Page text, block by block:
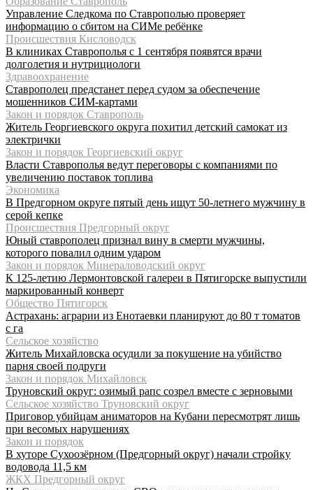
Управление Следкома по Ставрополью проверяет
информацию о сбитом на СИМе ребёнке
Происшествия Кисловодск
В клиниках Ставрополья с 1 сентября появятся врачи
долголетия и нутрициологи
Здравоохранение
Ставрополец предстанет перед судом за обеспечение
мошенников СИМ-картами
Закон и порядок Ставрополь
Житель Георгиевского округа похитил детский самокат из
электрички
Закон и порядок Георгиевский округ
Власти Ставрополья ведут переговоры с компаниями по
увеличению поставок топлива
Экономика
В Предгорном округе пятый день ищут 50-летнего мужчину в
серой кепке
Происшествия Предгорный округ
Юный ставрополец признал вину в смерти мужчины,
которого повалил одним ударом
Закон и порядок Минераловодский округ
К 125-летию Лермонтовской галереи в Пятигорске выпустили
маркированный конверт
Общество Пятигорск
Астрахань: аграрии из Енотаевки планируют до 80 т томатов
с га
Сельское хозяйство
Житель Михайловска осудили за покушение на убийство
парня своей подруги
Закон и порядок Михайловск
Труновский округ: озимый рапс созрел вместе с зерновыми
Сельское хозяйство Труновский округ
Приговор убийцам аниматоров на Кубани пересмотрят лишь
при весомых нарушениях
Закон и порядок
В хуторе Сухоозёрном (Предгорный округ) начали стройку
водовода 11,5 км
ЖКХ Предгорный округ